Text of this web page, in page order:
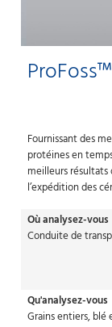
Fournissant des
protéines en
meilleurs
l’expédition des
Où analysez-vous
Conduite de
Qu'analysez-vous
Grains entiers, blé